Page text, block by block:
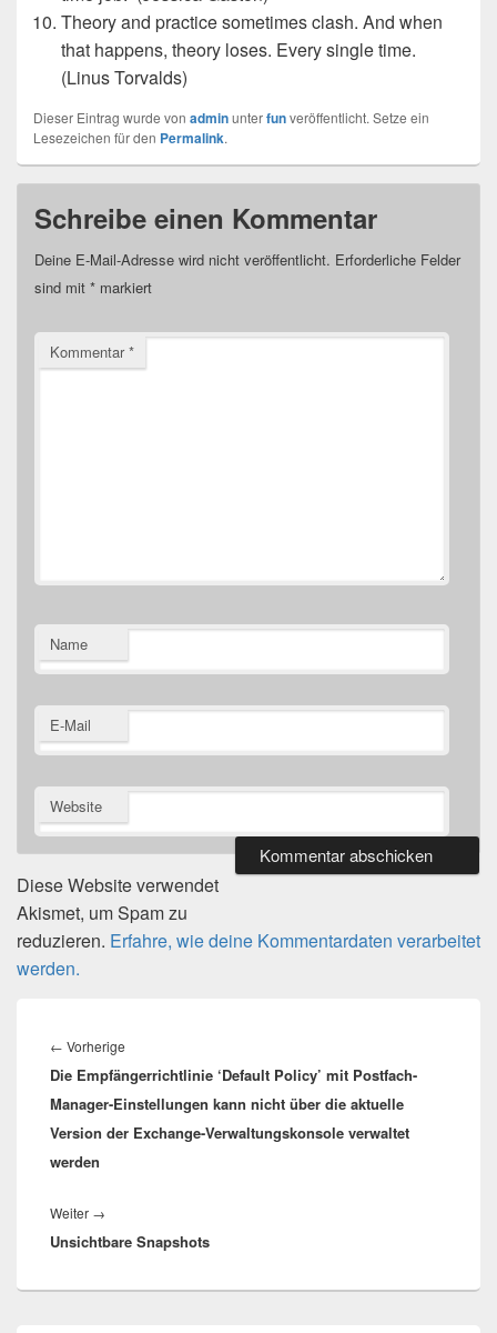
Theory and practice sometimes clash. And when
that happens, theory loses. Every single time.
(Linus Torvalds)
Dieser Eintrag wurde von adminunterfunveröffentlicht. Setze ein
Lesezeichen für den Permalink.
Schreibe einen Kommentar
Deine E-Mail-Adresse wird nicht veröffentlicht. Erforderliche Felder
sind mit * markiert
Kommentar*
Name
E-Mail
Website
Diese Website verwendet
Akismet, um Spam zu
reduzieren. Erfahre, wie deine Kommentardaten verarbeitet
werden.
← Vorherige
Beitrag:
Die Empfängerrichtlinie ‘Default Policy’ mit Postfach-
Manager-Einstellungen kann nicht über die aktuelle
Version der Exchange-Verwaltungskonsole verwaltet
werden
Weiter →
Beitrag:
Unsichtbare Snapshots